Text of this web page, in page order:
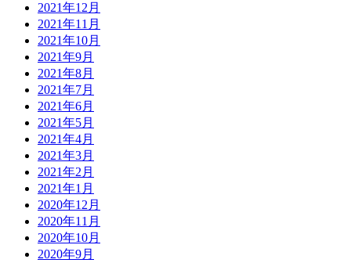
2021年12月
2021年11月
2021年10月
2021年9月
2021年8月
2021年7月
2021年6月
2021年5月
2021年4月
2021年3月
2021年2月
2021年1月
2020年12月
2020年11月
2020年10月
2020年9月